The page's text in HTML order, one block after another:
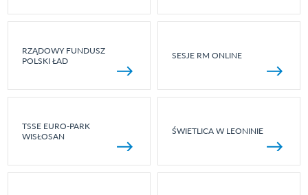
RZĄDOWY FUNDUSZ
POLSKI ŁAD
SESJE RM ONLINE
TSSE EURO-PARK
WISŁOSAN
ŚWIETLICA W LEONINIE